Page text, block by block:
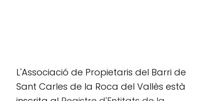
L'Associació de Propietaris del Barri de
Sant Carles de la Roca del Vallès està